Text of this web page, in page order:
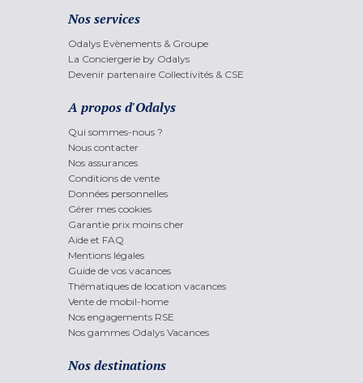
Nos services
Odalys Evènements & Groupe
La Conciergerie by Odalys
Devenir partenaire Collectivités & CSE
A propos d'Odalys
Qui sommes-nous ?
Nous contacter
Nos assurances
Conditions de vente
Données personnelles
Gérer mes cookies
Garantie prix moins cher
Aide et FAQ
Mentions légales
Guide de vos vacances
Thématiques de location vacances
Vente de mobil-home
Nos engagements RSE
Nos gammes Odalys Vacances
Nos destinations